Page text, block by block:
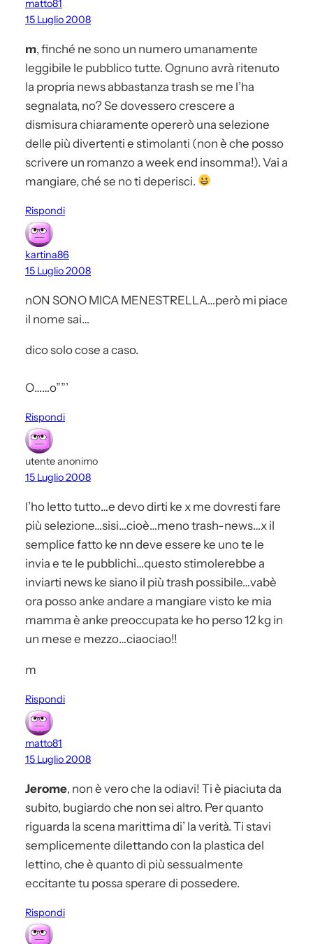
matto81
15 Luglio 2008
m, finché ne sono un numero umanamente
leggibile le pubblico tutte. Ognuno avrà ritenuto
la propria news abbastanza trash se me l’ha
segnalata, no? Se dovessero crescere a
dismisura chiaramente opererò una selezione
delle più divertenti e stimolanti (non è che posso
scrivere un romanzo a week end insomma!). Vai a
mangiare, ché se no ti deperisci.
Rispondi
kartina86
15 Luglio 2008
nON SONO MICA MENESTRELLA…però mi piace
il nome sai…
dico solo cose a caso.
O……o””’
Rispondi
utente anonimo
15 Luglio 2008
l’ho letto tutto…e devo dirti ke x me dovresti fare
più selezione…sisi…cioè…meno trash-news…x il
semplice fatto ke nn deve essere ke uno te le
invia e te le pubblichi…questo stimolerebbe a
inviarti news ke siano il più trash possibile…vabè
ora posso anke andare a mangiare visto ke mia
mamma è anke preoccupata ke ho perso 12 kg in
un mese e mezzo…ciaociao!!
m
Rispondi
matto81
15 Luglio 2008
Jerome, non è vero che la odiavi! Ti è piaciuta da
subito, bugiardo che non sei altro. Per quanto
riguarda la scena marittima di’ la verità. Ti stavi
semplicemente dilettando con la plastica del
lettino, che è quanto di più sessualmente
eccitante tu possa sperare di possedere.
Rispondi